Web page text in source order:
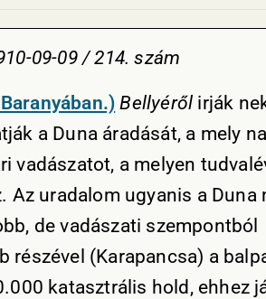
09-09 / 214. szám
Bellyéről irják
a Duna áradását, a mely
vadászatot, a melyen
Az uradalom ugyanis a Duna
de vadászati szempontból
részével (Karapancsa) a
katasztrális hold, ehhez